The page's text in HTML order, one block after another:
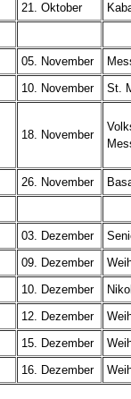
21. Oktober
05. November
10. November St.
18. November
26. November
03. Dezember
09. Dezember
10. Dezember
12. Dezember
15. Dezember
16. Dezember